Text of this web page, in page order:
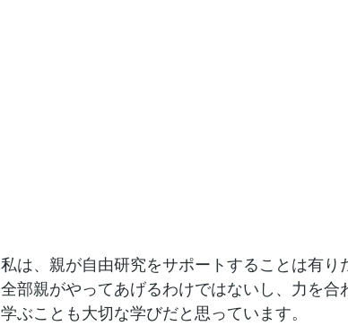
私は、親が自由研究をサポートすることは有り
全部親がやってあげるわけではないし、力を
学ぶことも大切な学びだと思っています。